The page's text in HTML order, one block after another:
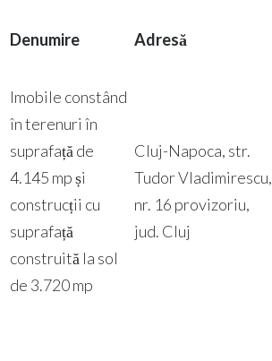
Denumire Adresă
Imobile constând
în terenuri în
suprafață de
4.145 mp și
construcții cu
suprafață
construită la sol
de 3.720 mp
Cluj-Napoca, str.
Tudor Vladimirescu,
nr. 16 provizoriu,
jud. Cluj